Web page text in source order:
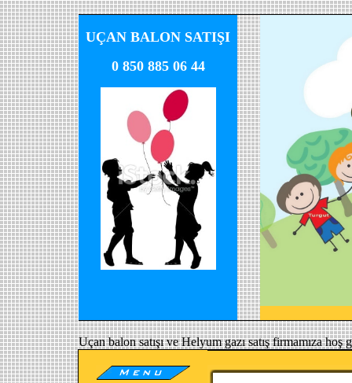
UÇAN BALON SATIŞI
0 850 885 06 44
Uçan balon satışı ve Helyum gazı satış firmamıza